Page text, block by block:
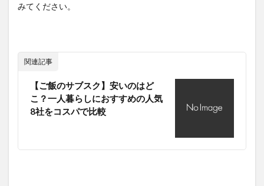
みてください。
関連記事
【ご飯のサブスク】安いのはど
こ？一人暮らしにおすすめの人気
8社をコスパで比較